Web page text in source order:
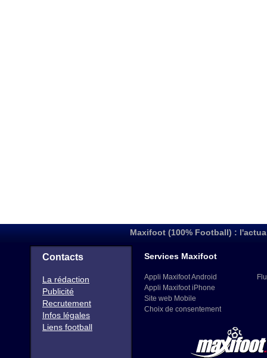
Maxifoot (100% Football) :
Contacts
La rédaction
Publicité
Recrutement
Infos légales
Liens football
Services Maxifoot
Appli Maxifoot Android
Appli Maxifoot iPhone
Site web Mobile
Choix de consentement